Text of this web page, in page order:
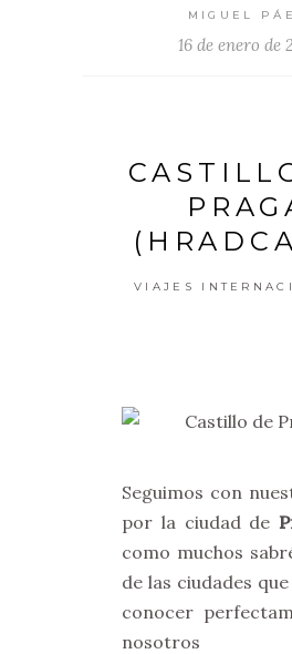
MIGUEL
16 de enero de
VIAJES
Seguimos con
por la ciudad de
como muchos
de las ciudades
conocer
nosotros